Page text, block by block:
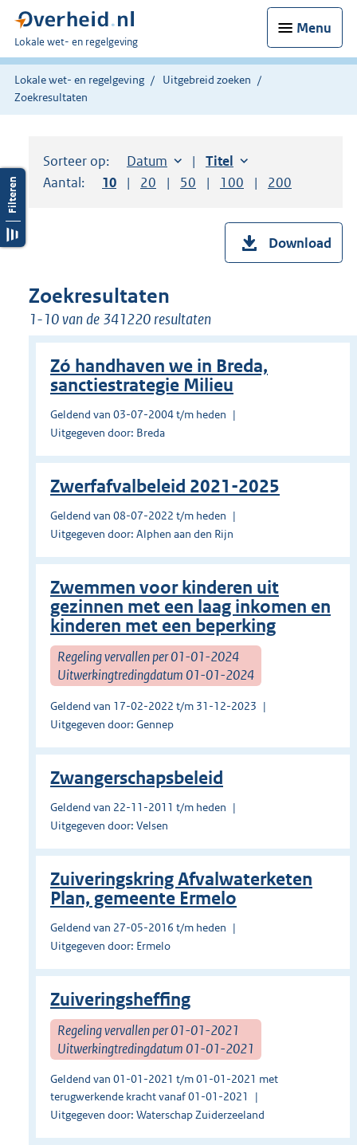
Menu
U
bent
hier:
Lokale wet- en regelgeving
Lokale wet- en regelgeving
Uitgebreid zoeken
Zoekresultaten
Sorteer op: Sorteer op:
Datum aflopendSorteer op:
Titel oplopend
Aantal:
Toon
10 resultaten per pagina
Toon
20 resultaten per pagina
Toon
50 resultaten per pagina
Toon
100 resultaten per
Toon
200
Download
Zoekresultaten
1-10 van de 341220 resultaten
Zó handhaven we in Breda,
sanctiestrategie Milieu
Geldend van 03-07-2004 t/m heden
Uitgegeven door: Breda
Zwerfafvalbeleid 2021-2025
Geldend van 08-07-2022 t/m heden
Uitgegeven door: Alphen aan den Rijn
Zwemmen voor kinderen uit
gezinnen met een laag inkomen en
kinderen met een beperking
Regeling vervallen per 01-01-2024
Uitwerkingtredingdatum 01-01-2024
Geldend van 17-02-2022 t/m 31-12-2023
Uitgegeven door: Gennep
Zwangerschapsbeleid
Geldend van 22-11-2011 t/m heden
Uitgegeven door: Velsen
Zuiveringskring Afvalwaterketen
Plan, gemeente Ermelo
Geldend van 27-05-2016 t/m heden
Uitgegeven door: Ermelo
Zuiveringsheffing
Regeling vervallen per 01-01-2021
Uitwerkingtredingdatum 01-01-2021
Geldend van 01-01-2021 t/m 01-01-2021 met
terugwerkende kracht vanaf 01-01-2021
Uitgegeven door: Waterschap Zuiderzeeland